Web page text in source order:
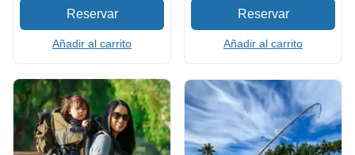
Añadir al carrito Añadir al carrito